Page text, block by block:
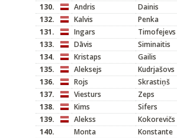
130.
Andris Dainis
132.
Kalvis
Penka
131.
Ingars
Timofejevs
133.
Dāvis Siminaitis
134.
Kristaps
Gailis
135.
Aleksejs
Kudrjašovs
136.
Rojs Skrastiņš
137.
Viesturs Zeps
138.
Kims
Sifers
139.
Alekss
Kokorevičs
140.
Monta
Konstante